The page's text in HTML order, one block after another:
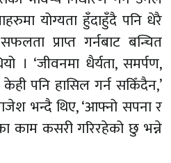
योग्यता हुँदाहुँदै पनि धेरै
प्राप्त गर्नबाट बन्चित
। ‘जीवनमा धैर्यता, समर्पण,
पनि हासिल गर्न सकिँदैन,’
राजेश भन्दै थिए, ‘आफ्नो सपना र
काम कसरी गरिरहेको छु भन्ने